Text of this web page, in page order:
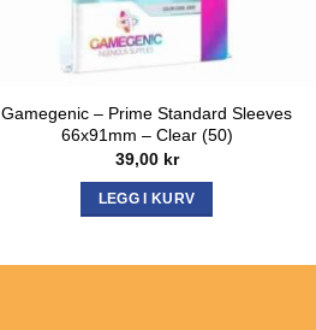
Gamegenic – Prime Standard Sleeves
66x91mm – Clear (50)
39,00 kr
LEGG I KURV